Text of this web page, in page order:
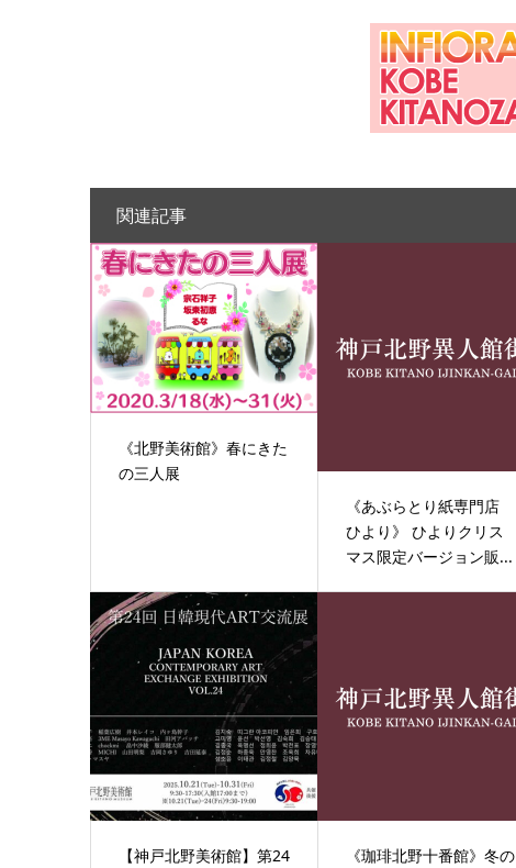
関連記事
《北野美術館》春にきた
の三人展
《あぶらとり紙専門店
ひより》 ひよりクリス
マス限定バージョン販...
【神戸北野美術館】第24
《珈琲北野十番館》冬の